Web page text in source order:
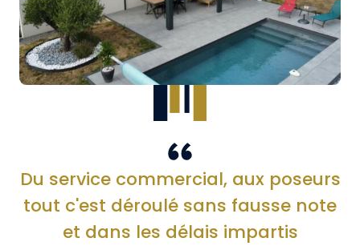
Du service commercial, aux poseurs
tout c'est déroulé sans fausse note
et dans les délais impartis